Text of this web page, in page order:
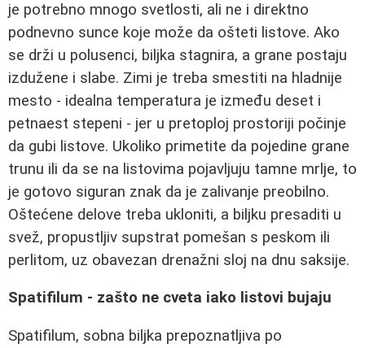
je potrebno mnogo svetlosti, ali ne i direktno
podnevno sunce koje može da ošteti listove. Ako
se drži u polusenci, biljka stagnira, a grane postaju
izdužene i slabe. Zimi je treba smestiti na hladnije
mesto - idealna temperatura je između deset i
petnaest stepeni - jer u pretoploj prostoriji počinje
da gubi listove. Ukoliko primetite da pojedine grane
trunu ili da se na listovima pojavljuju tamne mrlje, to
je gotovo siguran znak da je zalivanje preobilno.
Oštećene delove treba ukloniti, a biljku presaditi u
svež, propustljiv supstrat pomešan s peskom ili
perlitom, uz obavezan drenažni sloj na dnu saksije.
Spatifilum - zašto ne cveta iako listovi bujaju
Spatifilum, sobna biljka prepoznatljiva po